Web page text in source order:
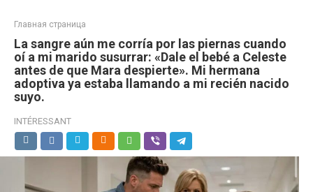
Главная страница
La sangre aún me corría por las piernas cuando
oí a mi marido susurrar: «Dale el bebé a Celeste
antes de que Mara despierte». Mi hermana
adoptiva ya estaba llamando a mi recién nacido
suyo.
INTÉRESSANT